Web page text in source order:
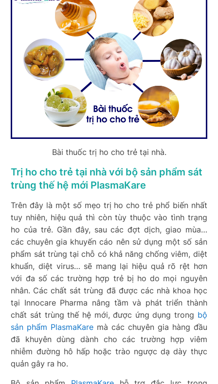
Bài thuốc trị ho cho trẻ tại nhà.
Trị ho cho trẻ tại nhà với bộ sản phẩm sát
trùng thế hệ mới PlasmaKare
Trên đây là một số mẹo trị ho cho trẻ phổ biến nhất
tuy nhiên, hiệu quả thì còn tùy thuộc vào tình trạng
ho của trẻ. Gần đây, sau các đợt dịch, giao mùa…
các chuyên gia khuyến cáo nên sử dụng một số sản
phẩm sát trùng tại chỗ có khả năng chống viêm, diệt
khuẩn, diệt virus… sẽ mang lại hiệu quả rõ rệt hơn
với đa số các trường hợp trẻ bị ho do mọi nguyên
nhân. Các chất sát trùng đã được các nhà khoa học
tại Innocare Pharma nâng tầm và phát triển thành
chất sát trùng thế hệ mới, được ứng dụng trong bộ
sản phẩm PlasmaKare mà các chuyên gia hàng đầu
đã khuyên dùng dành cho các trường hợp viêm
nhiễm đường hô hấp hoặc trào ngược dạ dày thực
quản gây ra ho.